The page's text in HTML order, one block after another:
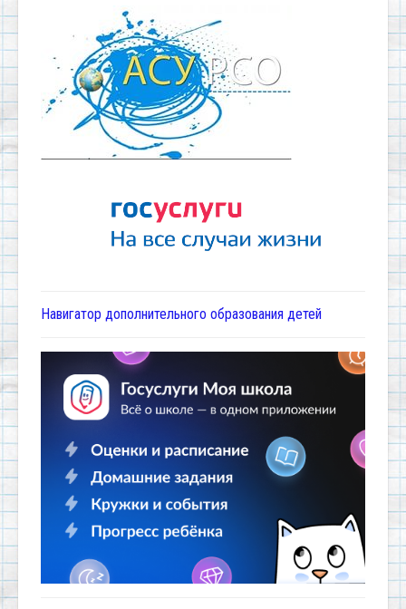
Навигатор дополнительного образования детей